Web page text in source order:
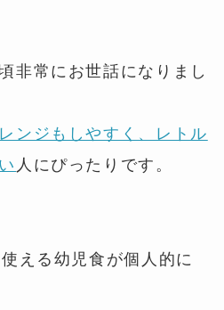
非常にお世話になりまし
ンジもしやすく、レトル
人にぴったりです。
える幼児食が個人的に